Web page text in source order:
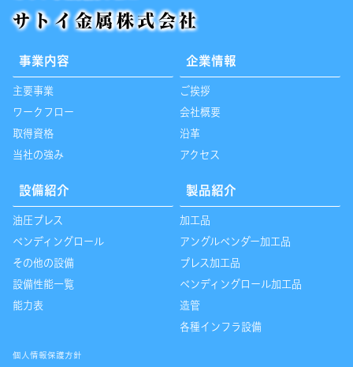
サトイ金属株式会社
事業内容
主要事業
ワークフロー
取得資格
当社の強み
企業情報
ご挨拶
会社概要
沿革
アクセス
設備紹介
油圧プレス
ベンディングロール
その他の設備
設備性能一覧
能力表
製品紹介
加工品
アングルベンダー加工品
プレス加工品
ベンディングロール加工品
造管
各種インフラ設備
個人情報保護方針